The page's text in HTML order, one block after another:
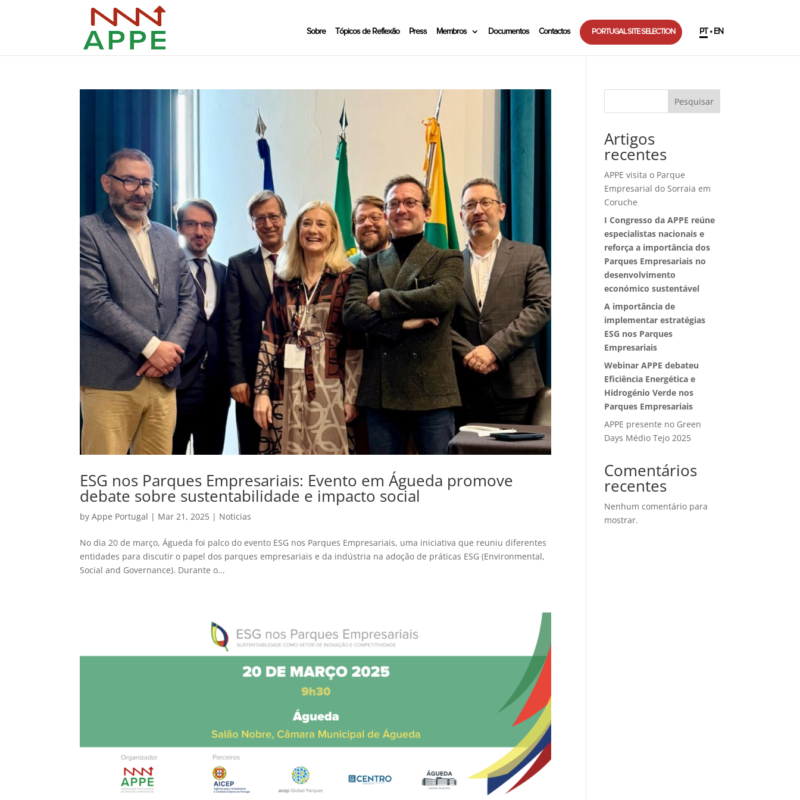
Sobre Tópicos de Reflexão Press Membros Documentos Contactos PORTUGAL SITE SELECTION PT • EN
ESG nos Parques Empresariais: Evento em Águeda promove
debate sobre sustentabilidade e impacto social
byAppe Portugal | Mar 21, 2025 | Noticias
No dia 20 de março, Águeda foi palco do evento ESG nos Parques Empresariais, uma iniciativa que reuniu diferentes
entidades para discutir o papel dos parques empresariais e da indústria na adoção de práticas ESG (Environmental,
Social and Governance). Durante o...
Pesquisar
Artigos
recentes
APPE visita o Parque
Empresarial do Sorraia em
Coruche
I Congresso da APPE reúne
especialistas nacionais e
reforça a importância dos
Parques Empresariais no
desenvolvimento
económico sustentável
A importância de
implementar estratégias
ESG nos Parques
Empresariais
Webinar APPE debateu
Eficiência Energética e
Hidrogénio Verde nos
Parques Empresariais
APPE presente no Green
Days Médio Tejo 2025
Comentários
recentes
Nenhum comentário para
mostrar.